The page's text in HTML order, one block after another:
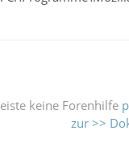
keine Forenhilfe
zur >>